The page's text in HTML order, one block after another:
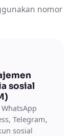
nomor
sosial
Telegram,
sosial